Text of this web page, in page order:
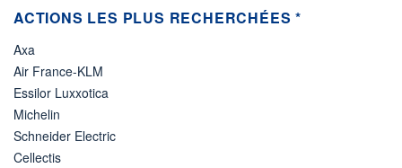
ÉLIGIBILITÉ
Non éligible
Boursobank
ACTIONS LES PLUS RECHERCHÉES *
Axa
Air France-KLM
Essilor Luxxotica
Michelin
Schneider Electric
Cellectis